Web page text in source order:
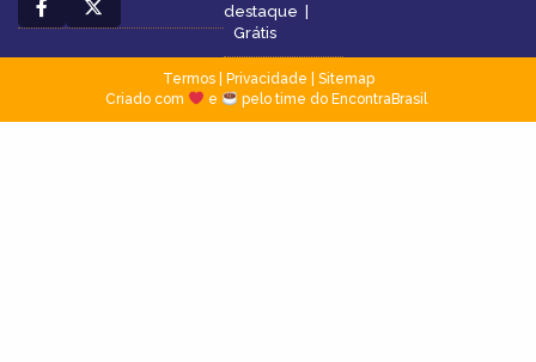
destaque |
Grátis
Termos| Privacidade
Sitemap
Criado com
e pelo time do EncontraBrasil